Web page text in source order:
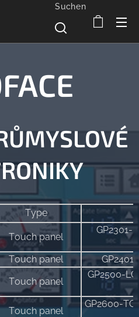
Suchen
Type
Touch panel
GP2301-
Touch panel
Touch panel
GP2500-
Touch panel
GP2600-